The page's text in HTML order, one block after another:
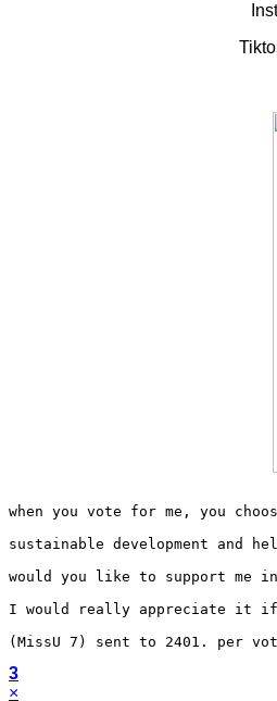
when you vote for me, you
sustainable development and
would you like to support me
I would really appreciate it if
(MissU 7) sent to 2401. per
3
×